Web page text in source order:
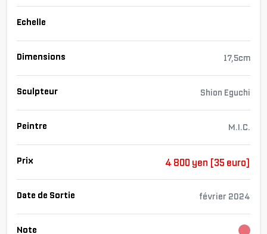
Echelle
Dimensions 17,5cm
Sculpteur Shion Eguchi
Peintre M.I.C.
Prix 4 800 yen [35 euro]
Date de Sortie février 2024
Note